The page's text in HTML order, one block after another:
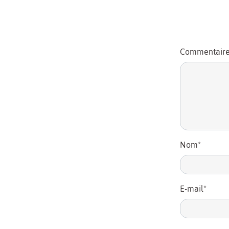
Nom*
E-mail*